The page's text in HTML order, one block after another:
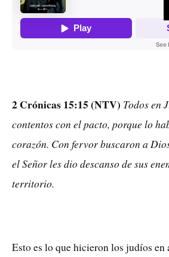
2 Crónicas 15:15 (NTV) Todos en
contentos con el pacto, porque lo
corazón. Con fervor buscaron a
el Señor les dio descanso de sus
territorio.
Esto es lo que hicieron los judíos en